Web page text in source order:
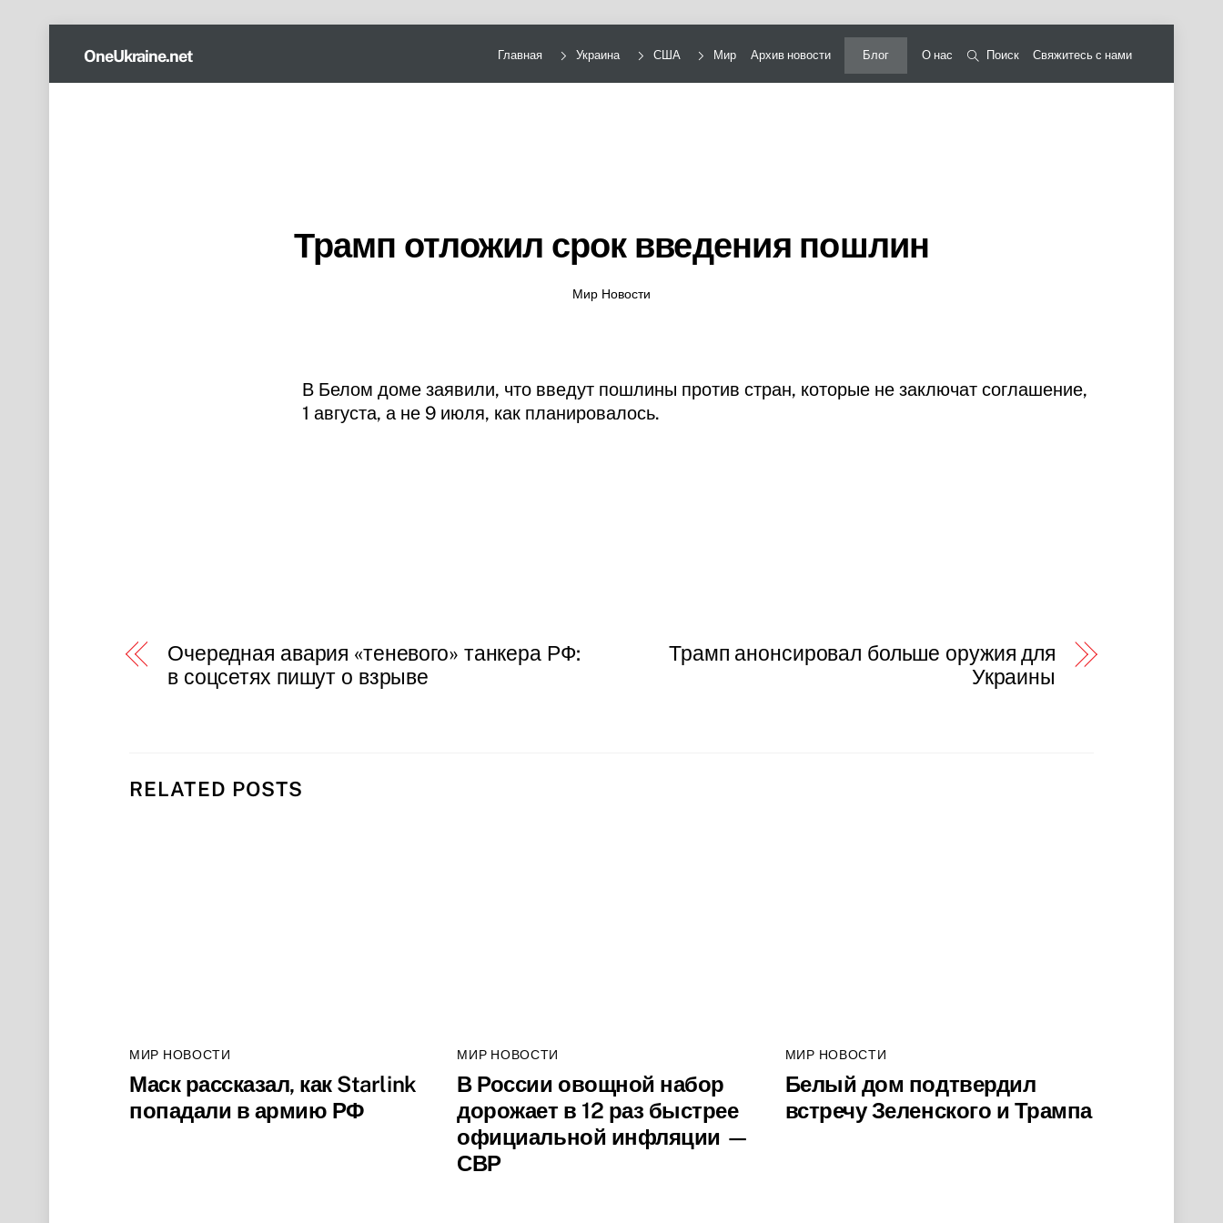
content
OneUkraine.net Главная Украина США Мир Архив новости Блог О нас Поиск Свяжитесь с нами
Трамп отложил срок введения пошлин
Мир Новости
В Белом доме заявили, что введут пошлины против стран, которые не заключат соглашение,
1 августа, а не 9 июля, как планировалось.
Очередная авария «теневого» танкера РФ:
в соцсетях пишут о взрыве
Трамп анонсировал больше оружия для
Украины
RELATED POSTS
МИР НОВОСТИ
Маск рассказал, как Starlink
попадали в армию РФ
МИР НОВОСТИ
В России овощной набор
дорожает в 12 раз быстрее
официальной инфляции —
СВР
МИР НОВОСТИ
Белый дом подтвердил
встречу Зеленского и Трампа